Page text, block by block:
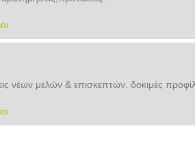
νέων μελών & επισκεπτών. δοκιμές